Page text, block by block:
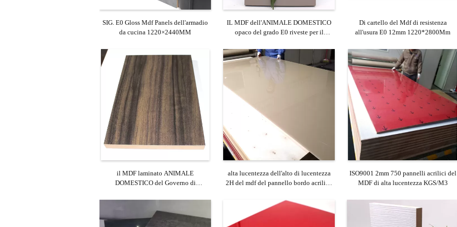
SIG. E0 Gloss Mdf Panels dell'armadio
da cucina 1220×2440MM
IL MDF dell'ANIMALE DOMESTICO
opaco del grado E0 riveste per il
Di cartello del Mdf di resistenza
all'usura E0 12mm 1220*2800Mm
il MDF laminato ANIMALE
DOMESTICO del Governo di
d'umidità di pannelli
alta lucentezza dell'alto di lucentezza
2H del mdf del pannello bordo acrilico
ISO9001 2mm 750 pannelli acrilici del
MDF di alta lucentezza KGS/M3